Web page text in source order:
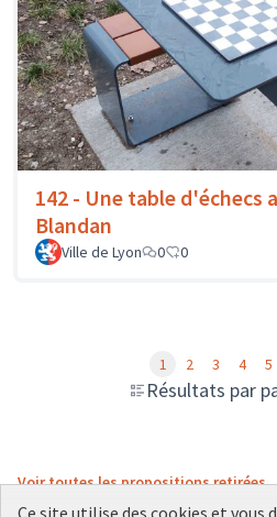
142 - Une table d'échecs
Blandan
Ville de Lyon 0 0
Résultats par
1 2 3 4 5
Voir toutes les propositions retirées
Ce site utilise des cookies et vous